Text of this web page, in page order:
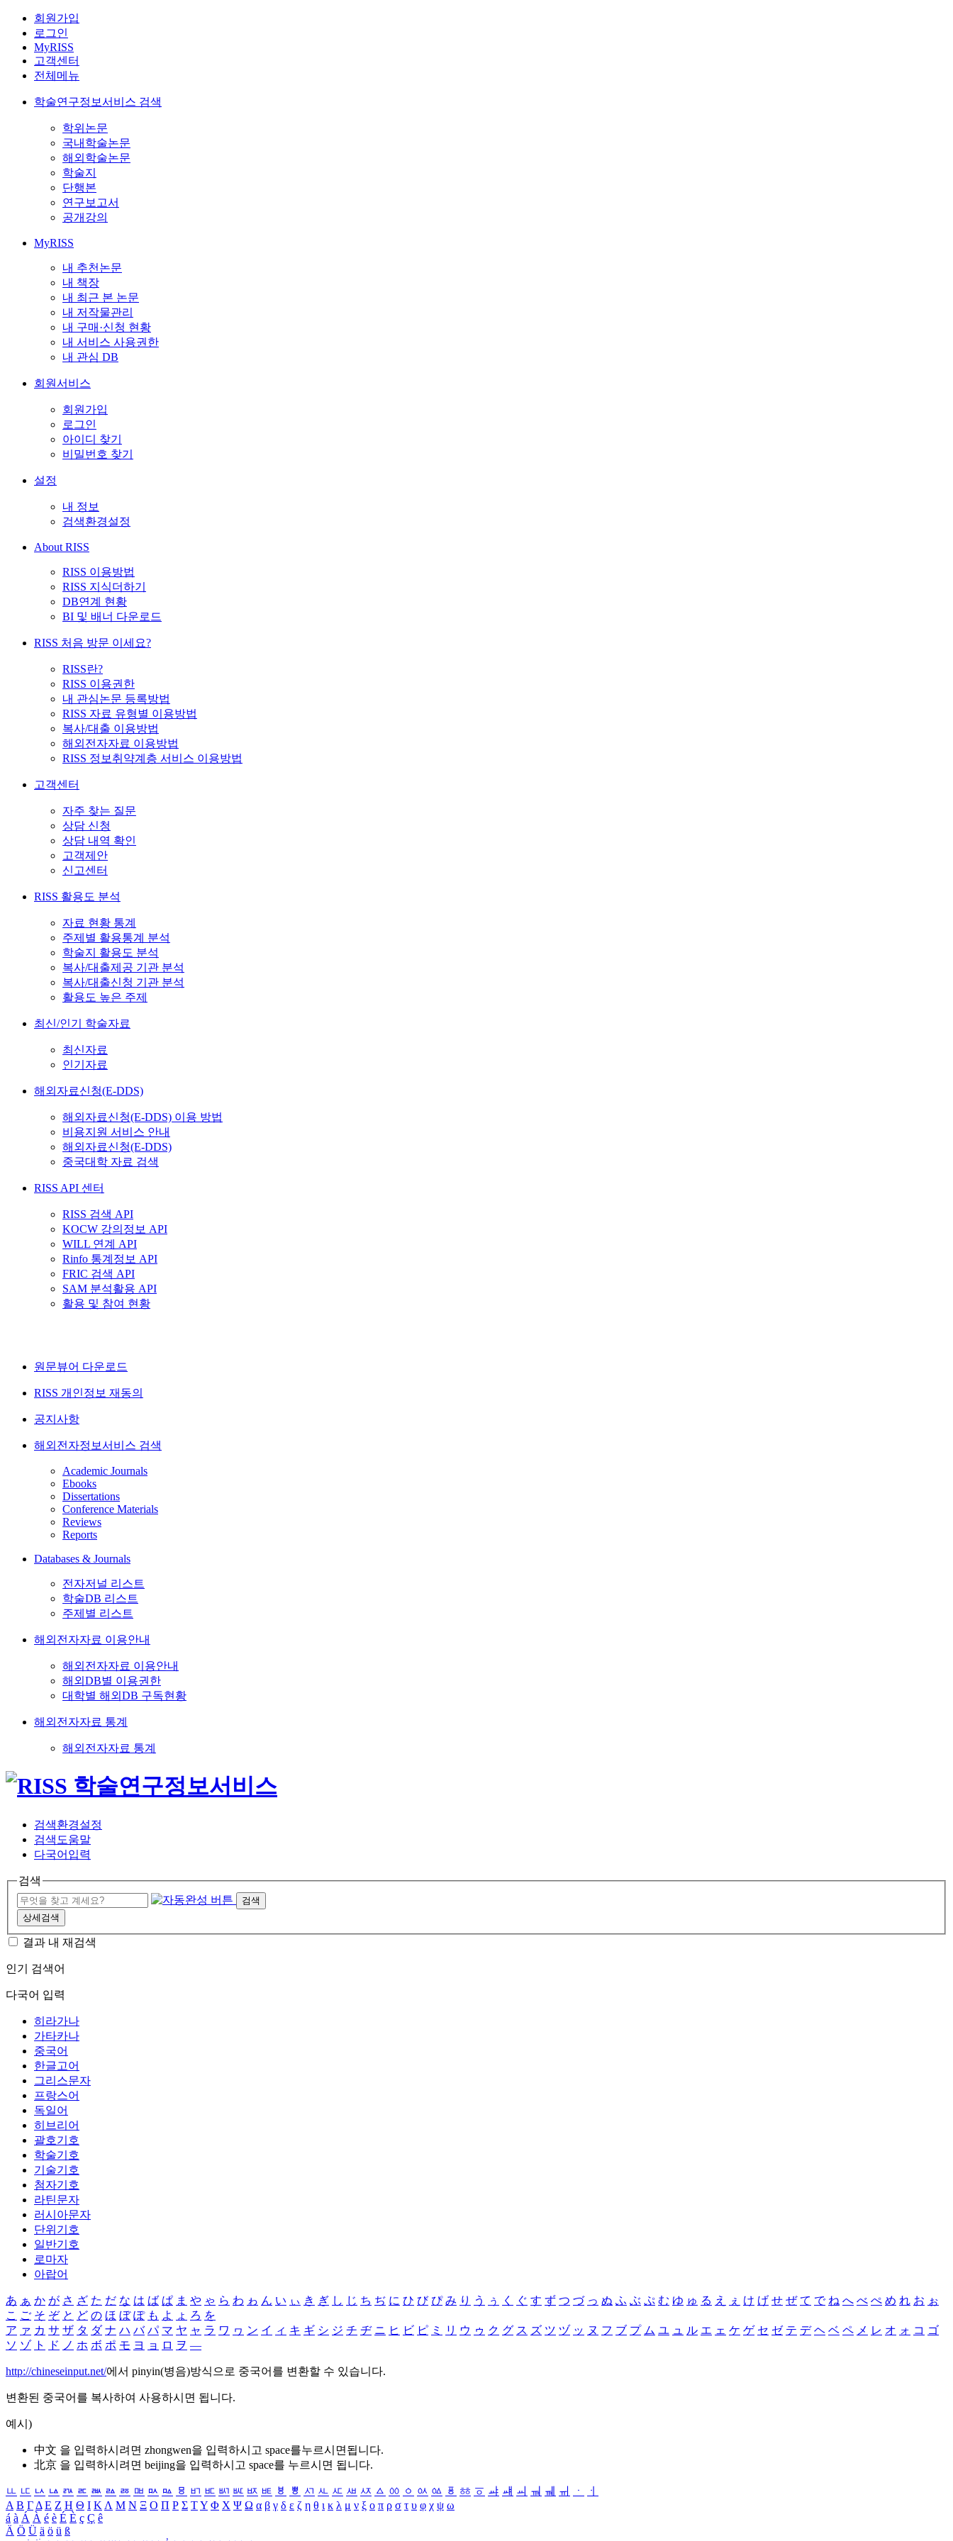
회원가입
로그인
MyRISS
고객센터
전체메뉴
학술연구정보서비스 검색
학위논문
국내학술논문
해외학술논문
학술지
단행본
연구보고서
공개강의
MyRISS
내 추천논문
내 책장
내 최근 본 논문
내 저작물관리
내 구매·신청 현황
내 서비스 사용권한
내 관심 DB
회원서비스
회원가입
로그인
아이디 찾기
비밀번호 찾기
설정
내 정보
검색환경설정
About RISS
RISS 이용방법
RISS 지식더하기
DB연계 현황
BI 및 배너 다운로드
RISS 처음 방문 이세요?
RISS란?
RISS 이용권한
내 관심논문 등록방법
RISS 자료 유형별 이용방법
복사/대출 이용방법
해외전자자료 이용방법
RISS 정보취약계층 서비스 이용방법
고객센터
자주 찾는 질문
상담 신청
상담 내역 확인
고객제안
신고센터
RISS 활용도 분석
자료 현황 통계
주제별 활용통계 분석
학술지 활용도 분석
복사/대출제공 기관 분석
복사/대출신청 기관 분석
활용도 높은 주제
최신/인기 학술자료
최신자료
인기자료
해외자료신청(E-DDS)
해외자료신청(E-DDS) 이용 방법
비용지원 서비스 안내
해외자료신청(E-DDS)
중국대학 자료 검색
RISS API 센터
RISS 검색 API
KOCW 강의정보 API
WILL 연계 API
Rinfo 통계정보 API
FRIC 검색 API
SAM 분석활용 API
활용 및 참여 현황
원문뷰어 다운로드
RISS 개인정보 재동의
공지사항
해외전자정보서비스 검색
Academic Journals
Ebooks
Dissertations
Conference Materials
Reviews
Reports
Databases & Journals
전자저널 리스트
학술DB 리스트
주제별 리스트
해외전자자료 이용안내
해외전자자료 이용안내
해외DB별 이용권한
대학별 해외DB 구독현황
해외전자자료 통계
해외전자자료 통계
검색환경설정
검색도움말
다국어입력
검색
검색
상세검색
결과 내 재검색
인기 검색어
다국어 입력
히라가나
가타카나
중국어
한글고어
그리스문자
프랑스어
독일어
히브리어
괄호기호
학술기호
기술기호
첨자기호
라틴문자
러시아문자
단위기호
일반기호
로마자
아랍어
あ ぁ か が さ ざ た だ な は ば ぱ ま や ゃ ら わ ゎ ん い ぃ き ぎ し じ ち ぢ に ひ び ぴ み り う ぅ く ぐ す ず つ づ っ ぬ ふ ぶ ぷ む ゆ ゅ る え ぇ け げ せ ぜ て で ね へ べ ぺ め れ お ぉ
こ ご そ ぞ と ど の ほ ぼ ぽ も よ ょ ろ を
ア ァ カ サ ザ タ ダ ナ ハ バ パ マ ヤ ャ ラ ワ ヮ ン イ ィ キ ギ シ ジ チ ヂ ニ ヒ ビ ピ ミ リ ウ ゥ ク グ ス ズ ツ ヅ ッ ヌ フ ブ プ ム ユ ュ ル エ ェ ケ ゲ セ ゼ テ デ ヘ ベ ペ メ レ オ ォ コ ゴ
ソ ゾ ト ド ノ ホ ボ ポ モ ヨ ョ ロ ヲ ―
http://chineseinput.net/에서 pinyin(병음)방식으로 중국어를 변환할 수 있습니다.
변환된 중국어를 복사하여 사용하시면 됩니다.
예시)
中文 을 입력하시려면 zhongwen을 입력하시고 space를누르시면됩니다.
北京 을 입력하시려면 beijing을 입력하시고 space를 누르시면 됩니다.
ㅥ ㅦ ㅧ ㅨ ㅩ ㅪ ㅫ ㅬ ㅭ ㅮ ㅯ ㅰ ㅱ ㅲ ㅳ ㅴ ㅵ ㅶ ㅷ ㅸ ㅹ ㅺ ㅻ ㅼ ㅽ ㅾ ㅿ ㆀ ㆁ ㆂ ㆃ ㆄ ㆅ ㆆ ㆇ ㆈ ㆉ ㆊ ㆋ ㆌ ㆍ
ㆎ
Α Β ΓΔ Ε Ζ Η Θ Ι ΚΛ Μ Ν Ξ Ο Π Ρ Σ ΤΥ Φ Χ Ψ Ω α β γ δ ε ζ η θ ι κ λ μ ν ξ ο π ρ σ τ υ φ χ ψ ω
á à Á À é è É È ç Ç ê
Ä Ö Ü ä ö ü ß